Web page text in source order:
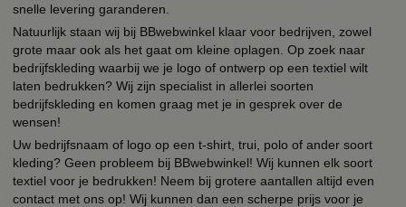
snelle levering garanderen.
Natuurlijk staan wij bij BBwebwinkel klaar voor bedrijven, zowel
grote maar ook als het gaat om kleine oplagen. Op zoek naar
bedrijfskleding waarbij we je logo of ontwerp op een textiel wilt
laten bedrukken? Wij zijn specialist in allerlei soorten
bedrijfskleding en komen graag met je in gesprek over de
wensen!
Uw bedrijfsnaam of logo op een t-shirt, trui, polo of ander soort
kleding? Geen probleem bij BBwebwinkel! Wij kunnen elk soort
textiel voor je bedrukken! Neem bij grotere aantallen altijd even
contact met ons op! Wij kunnen dan een scherpe prijs voor je